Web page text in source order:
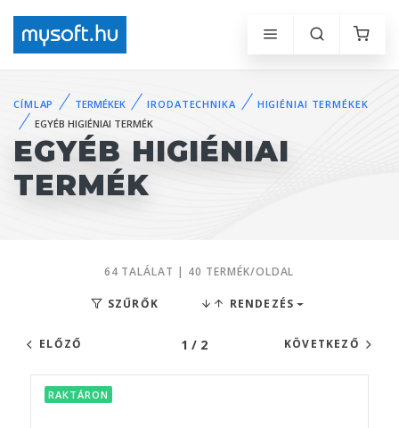
CÍMLAP TERMÉKEK IRODATECHNIKA
HIGIÉNIAI TERMÉKEK
EGYÉB HIGIÉNIAI TERMÉK
EGYÉB HIGIÉNIAI
TERMÉK
64 TALÁLAT | 40 TERMÉK/OLDAL
SZŰRŐK RENDEZÉS
ELŐZŐ 1 / 2 KÖVETKEZŐ
RAKTÁRON